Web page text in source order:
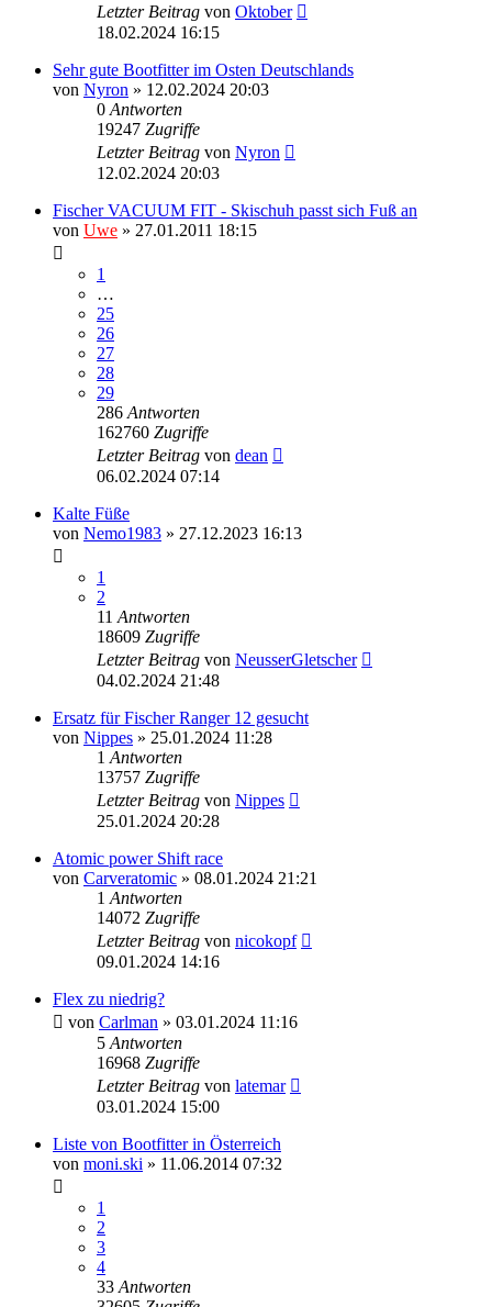
Letzter Beitrag von Oktober
18.02.2024 16:15
Sehr gute Bootfitter im Osten Deutschlands
von Nyron » 12.02.2024 20:03
0 Antworten
19247 Zugriffe
Letzter Beitrag von Nyron
12.02.2024 20:03
Fischer VACUUM FIT - Skischuh passt sich Fuß an
von Uwe » 27.01.2011 18:15
1
…
25
26
27
28
29
286 Antworten
162760 Zugriffe
Letzter Beitrag von dean
06.02.2024 07:14
Kalte Füße
von Nemo1983 » 27.12.2023 16:13
1
2
11 Antworten
18609 Zugriffe
Letzter Beitrag von NeusserGletscher
04.02.2024 21:48
Ersatz für Fischer Ranger 12 gesucht
von Nippes » 25.01.2024 11:28
1 Antworten
13757 Zugriffe
Letzter Beitrag von Nippes
25.01.2024 20:28
Atomic power Shift race
von Carveratomic » 08.01.2024 21:21
1 Antworten
14072 Zugriffe
Letzter Beitrag von nicokopf
09.01.2024 14:16
Flex zu niedrig?
von Carlman » 03.01.2024 11:16
5 Antworten
16968 Zugriffe
Letzter Beitrag von latemar
03.01.2024 15:00
Liste von Bootfitter in Österreich
von moni.ski » 11.06.2014 07:32
1
2
3
4
33 Antworten